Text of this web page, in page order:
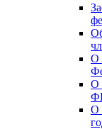
О
О
О